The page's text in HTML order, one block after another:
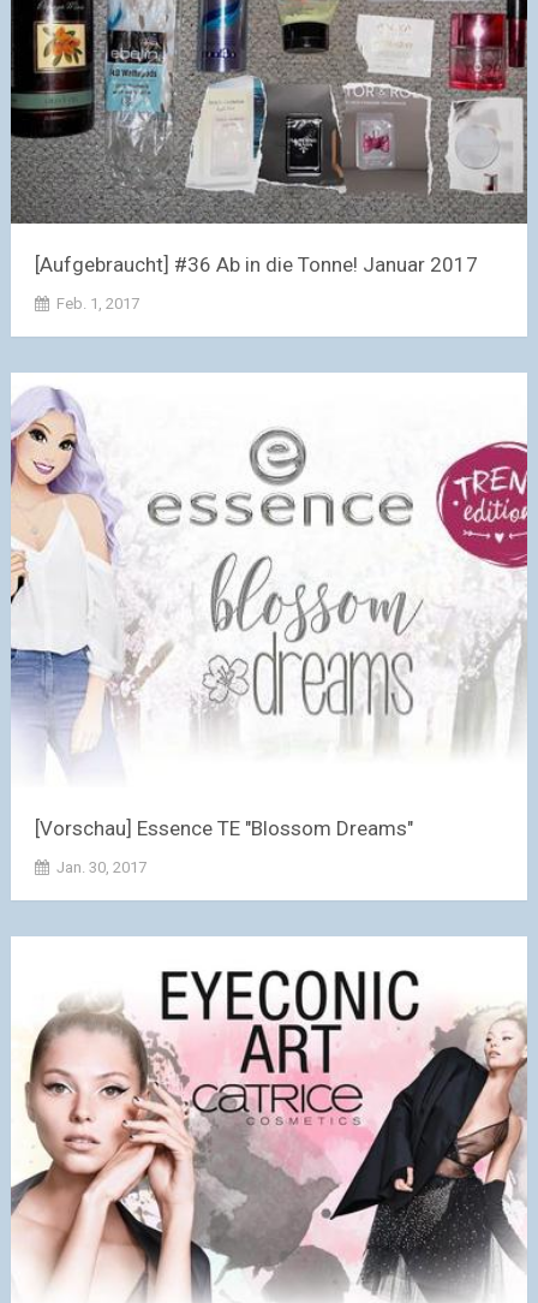
[Aufgebraucht] #36 Ab in die Tonne! Januar 2017
Feb. 1, 2017
[Vorschau] Essence TE "Blossom Dreams"
Jan. 30, 2017